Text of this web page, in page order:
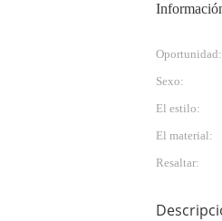
Oportunidad:
Sexo:
El estilo:
El material:
Resaltar: